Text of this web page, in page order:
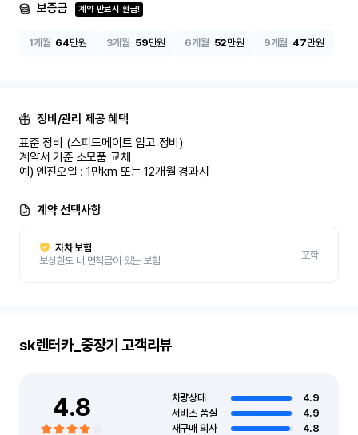
보증금 계약 만료시 환급!
1개월 64만원 3개월 59만원 6개월 52만원 9개월 47만원
정비/관리 제공 혜택
표준 정비 (스피드메이트 입고 정비)
계약서 기준 소모품 교체
예) 엔진오일 : 1만km 또는 12개월 경과시
계약 선택사항
자차 보험
보상한도 내 면책금이 있는 보험
포함
sk렌터카_중장기 고객리뷰
4.8 차량상태
4.9
서비스 품질
4.9
재구매 의사
4.8